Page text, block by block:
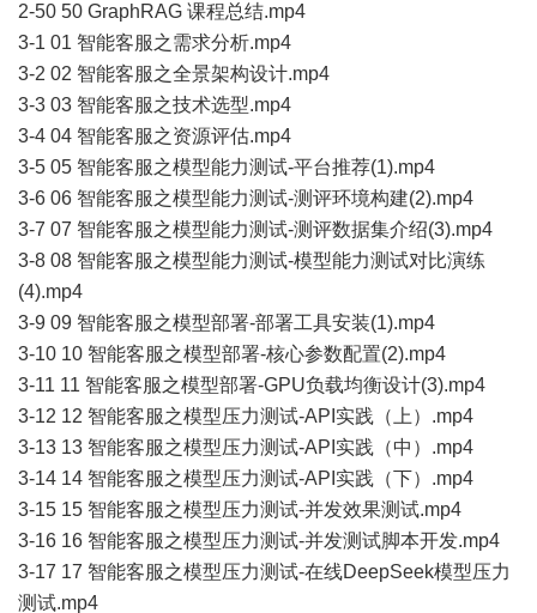
2-50 50 GraphRAG 课程总结.mp4
3-1 01 智能客服之需求分析.mp4
3-2 02 智能客服之全景架构设计.mp4
3-3 03 智能客服之技术选型.mp4
3-4 04 智能客服之资源评估.mp4
3-5 05 智能客服之模型能力测试-平台推荐(1).mp4
3-6 06 智能客服之模型能力测试-测评环境构建(2).mp4
3-7 07 智能客服之模型能力测试-测评数据集介绍(3).mp4
3-8 08 智能客服之模型能力测试-模型能力测试对比演练
(4).mp4
3-9 09 智能客服之模型部署-部署工具安装(1).mp4
3-10 10 智能客服之模型部署-核心参数配置(2).mp4
3-11 11 智能客服之模型部署-GPU负载均衡设计(3).mp4
3-12 12 智能客服之模型压力测试-API实践（上）.mp4
3-13 13 智能客服之模型压力测试-API实践（中）.mp4
3-14 14 智能客服之模型压力测试-API实践（下）.mp4
3-15 15 智能客服之模型压力测试-并发效果测试.mp4
3-16 16 智能客服之模型压力测试-并发测试脚本开发.mp4
3-17 17 智能客服之模型压力测试-在线DeepSeek模型压力
测试.mp4